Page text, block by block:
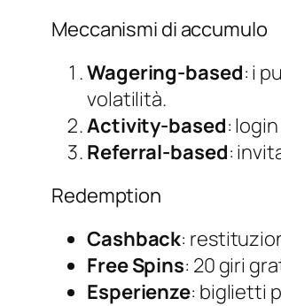
Meccanismi di accumulo
Wagering‑based: i
volatilità.
Activity‑based:
Referral‑based:
Redemption
Cashback:
Free Spins: 20 giri
Esperienze: biglietti